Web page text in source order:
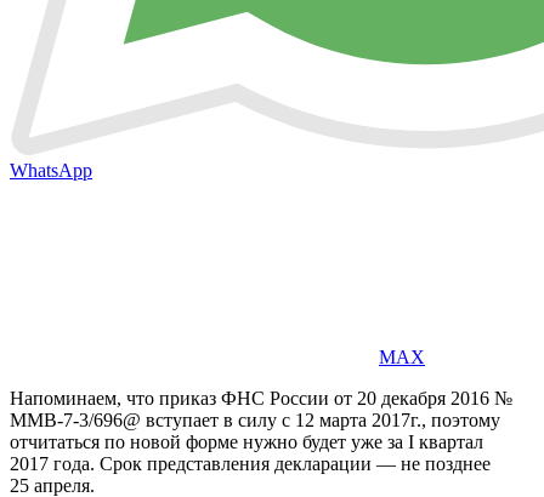
WhatsApp
MAX
Напоминаем, что приказ ФНС России от 20 декабря 2016 №
ММВ-7-3/696@ вступает в силу с 12 марта 2017г., поэтому
отчитаться по новой форме нужно будет уже за I квартал
2017 года. Срок представления декларации — не позднее
25 апреля.